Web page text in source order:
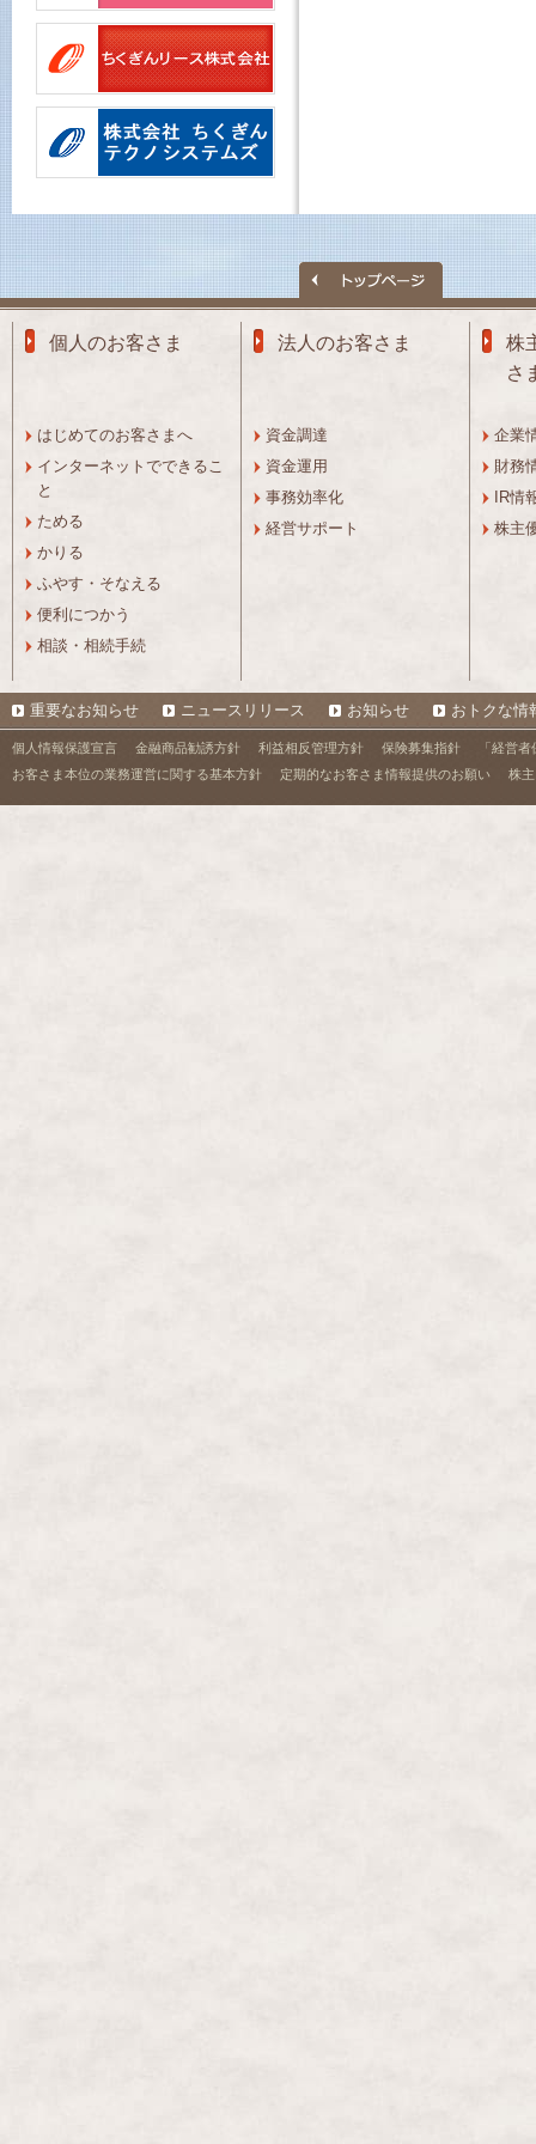
個人のお客さま
はじめてのお客さまへ
インターネットでできるこ
と
ためる
かりる
ふやす・そなえる
便利につかう
相談・相続手続
法人のお客さま
資金調達
資金運用
事務効率化
経営サポート
株
さ
企業
財務
IR情
株主
重要なお知らせ ニュースリリース お知らせ おトクな情
個人情報保護宣言 金融商品勧誘方針 利益相反管理方針 保険募集指針
「経営
お客さま本位の業務運営に関する基本方針
定期的なお客さま情報提供のお願い 株